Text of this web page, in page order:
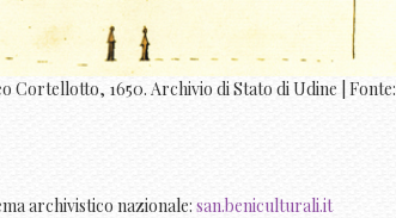
Cortellotto, 1650. Archivio di Stato di Udine | Fonte:
archivistico nazionale: san.beniculturali.it